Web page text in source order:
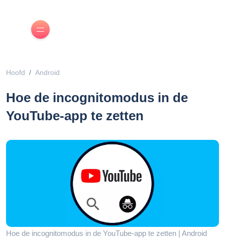
Hoofd Android
Hoe de incognitomodus in de
YouTube-app te zetten
Hoe de incognitomodus in de YouTube-app te zetten | Android